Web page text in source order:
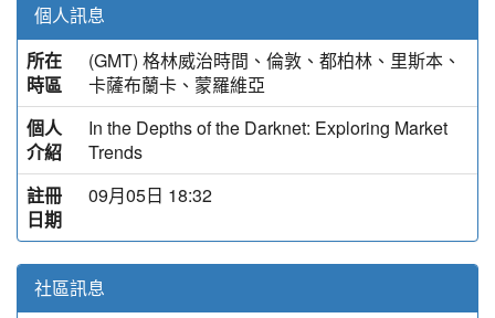
個人訊息
所在
時區
(GMT) 格林威治時間、倫敦、都柏林、里斯本、
卡薩布蘭卡、蒙羅維亞
個人
介紹
In the Depths of the Darknet: Exploring Market
Trends
註冊
日期
09月05日 18:32
社區訊息